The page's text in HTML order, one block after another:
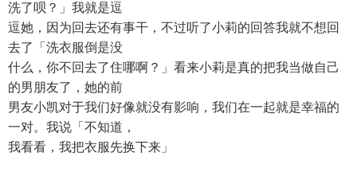
洗了呗？」我就是逗
逗她，因为回去还有事干，不过听了小莉的回答我就不想回
去了「洗衣服倒是没
什么，你不回去了住哪啊？」看来小莉是真的把我当做自己
的男朋友了，她的前
男友小凯对于我们好像就没有影响，我们在一起就是幸福的
一对。我说「不知道，
我看看，我把衣服先换下来」